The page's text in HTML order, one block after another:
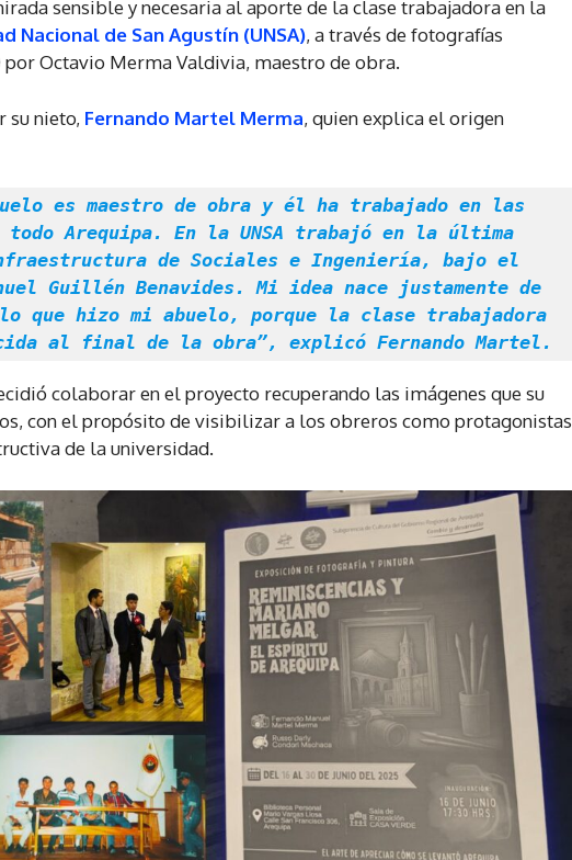
sensible y necesaria al aporte de la clase trabajadora en la
Nacional de San Agustín (UNSA), a través de fotografías
por Octavio Merma Valdivia, maestro de obra.
su nieto, Fernando Martel Merma, quien explica el origen
Arequipa. En la UNSA trabajó en la última
de Sociales e Ingeniería, bajo el
Guillén Benavides. Mi idea nace justamente de
que hizo mi abuelo, porque la clase trabajadora
al final de la obra”, explicó Fernando Martel.
colaborar en el proyecto recuperando las imágenes que su
con el propósito de visibilizar a los obreros como protagonistas
de la universidad.